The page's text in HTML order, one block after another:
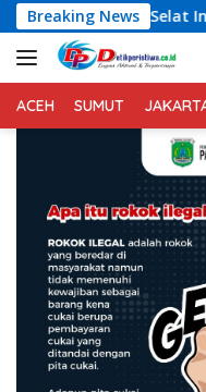
Langsung
ke
konten
Breaking News
Intensifkan Patroli
ACEH SUMUT